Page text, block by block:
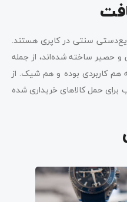
سنتی در کاپری هستند.
و حصیر ساخته شده‌اند، از جمله
کاربردی بوده و هم شیک. از
حمل کالاهای خریداری شده